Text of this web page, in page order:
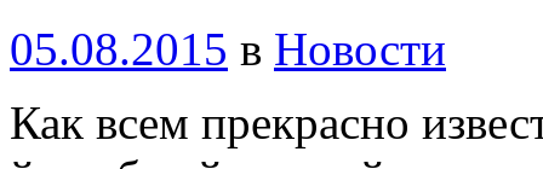
05.08.2015 в Новости
Как всем прекрасно